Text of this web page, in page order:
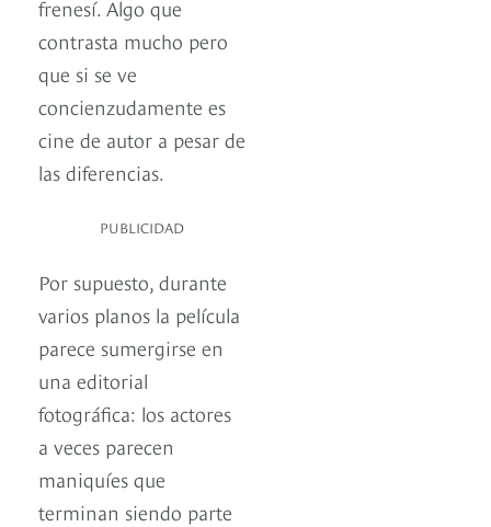
frenesí. Algo que
contrasta mucho pero
que si se ve
concienzudamente es
cine de autor a pesar de
las diferencias.
PUBLICIDAD
Por supuesto, durante
varios planos la película
parece sumergirse en
una editorial
fotográfica: los actores
a veces parecen
maniquíes que
terminan siendo parte